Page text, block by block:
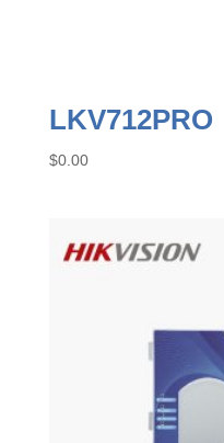
LKV712PRO
$0.00